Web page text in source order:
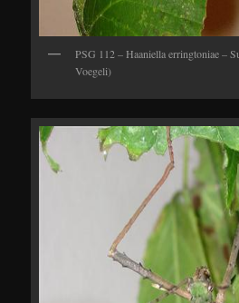
PSG 112 – Haaniella erringtoniae –
Voegeli)